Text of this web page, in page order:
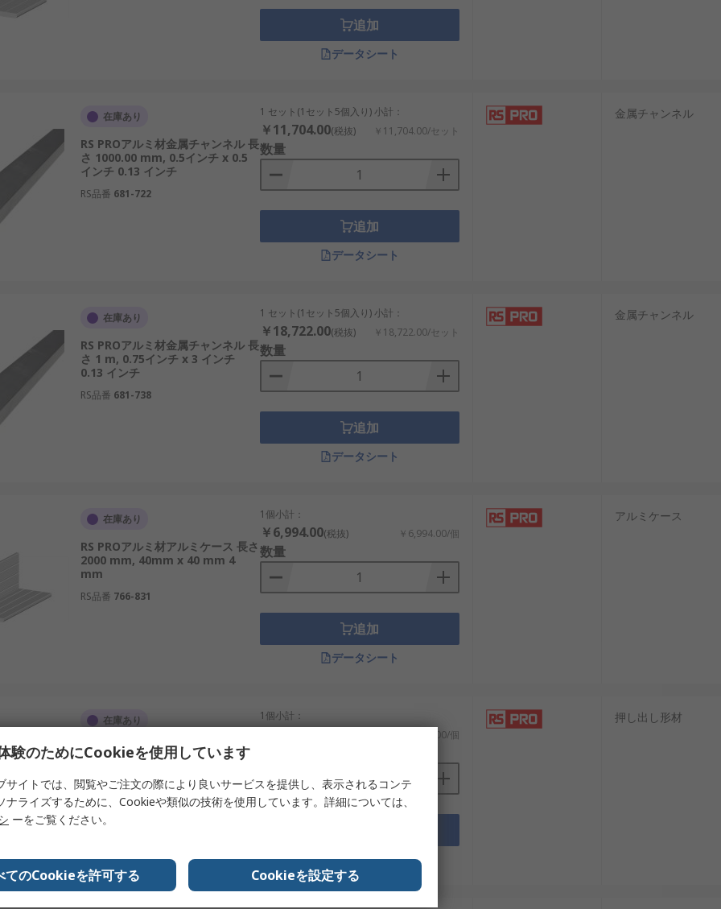
追加
データシート
在庫あり
RS PROアルミ材金属チャンネル 長
さ 1000.00 mm, 0.5インチ x 0.5
インチ 0.13 インチ
RS品番 681-722
1 セット(1セット5個入り) 小計：
￥11,704.00(税抜) ￥11,704.00/セット
数量
追加
データシート
金属チャンネル
在庫あり
RS PROアルミ材金属チャンネル 長
さ 1 m, 0.75インチ x 3 インチ
0.13 インチ
RS品番 681-738
1 セット(1セット5個入り) 小計：
￥18,722.00(税抜) ￥18,722.00/セット
数量
追加
データシート
金属チャンネル
在庫あり
RS PROアルミ材アルミケース 長さ
2000 mm, 40mm x 40 mm 4
mm
RS品番 766-831
1個小計：
￥6,994.00(税抜) ￥6,994.00/個
数量
追加
データシート
アルミケース
在庫あり
RS PROアルミ材押し出し形材 長さ
2000 mm, 40mm x 20 mm 4
RS品番 766-830
1個小計：
￥4,943.00/個
データシート
押し出し形材
験のためにCookieを使用しています
サイトでは、閲覧やご注文の際により良いサービスを提供し、表示されるコンテ
ナライズするために、Cookieや類似の技術を使用しています。詳細については、
ーをご覧ください。
てのCookieを許可する Cookieを設定する